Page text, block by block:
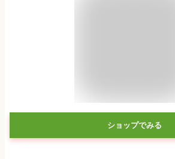
ショップでみる